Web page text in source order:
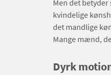
Men det
kvindelige
det mandlige
Mange mænd,
Dyrk